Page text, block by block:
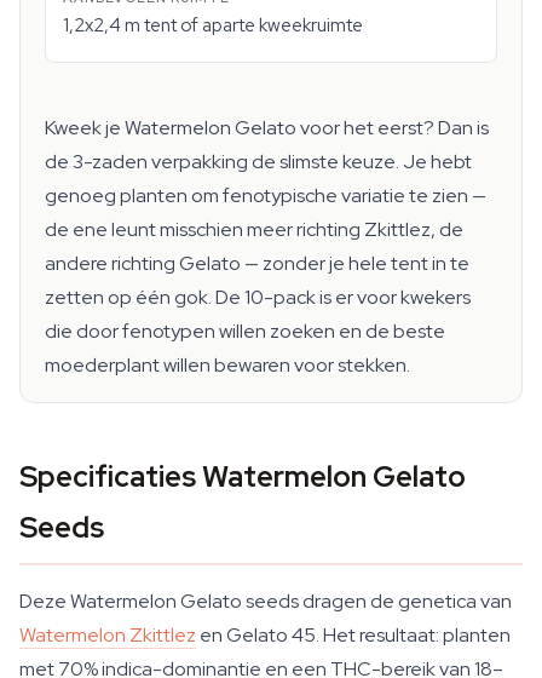
1,2x2,4 m tent of aparte kweekruimte
Kweek je Watermelon Gelato voor het eerst? Dan is
de 3-zaden verpakking de slimste keuze. Je hebt
genoeg planten om fenotypische variatie te zien —
de ene leunt misschien meer richting Zkittlez, de
andere richting Gelato — zonder je hele tent in te
zetten op één gok. De 10-pack is er voor kwekers
die door fenotypen willen zoeken en de beste
moederplant willen bewaren voor stekken.
Specificaties Watermelon Gelato
Seeds
Deze Watermelon Gelato seeds dragen de genetica van
Watermelon Zkittlez en Gelato 45. Het resultaat: planten
met 70% indica-dominantie en een THC-bereik van 18–